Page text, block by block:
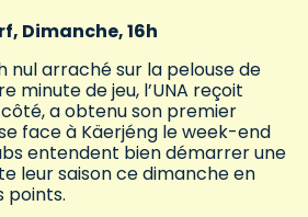
Dimanche, 16h
nul arraché sur la pelouse de
minute de jeu, l’UNA reçoit
a obtenu son premier
face à Käerjéng le week-end
entendent bien démarrer une
leur saison ce dimanche en
points.